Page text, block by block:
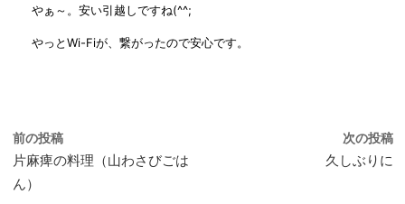
やぁ～。安い引越しですね(^^;
やっとWi-Fiが、繋がったので安心です。
前の投稿
片麻痺の料理（山わさびごは
ん）
次の投稿
久しぶりに